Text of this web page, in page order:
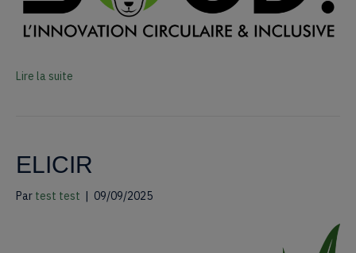
Lire la suite
ELICIR
Par test test | 09/09/2025